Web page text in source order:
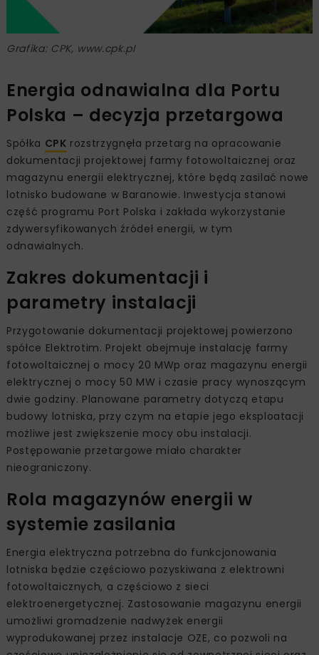
Grafika: CPK, www.cpk.pl
Energia odnawialna dla Portu
Polska – decyzja przetargowa
Spółka CPK rozstrzygnęła przetarg na opracowanie
dokumentacji projektowej farmy fotowoltaicznej oraz
magazynu energii elektrycznej, które będą zasilać nowe
lotnisko budowane w Baranowie. Inwestycja stanowi
część programu Port Polska i zakłada wykorzystanie
zdywersyfikowanych źródeł energii, w tym
odnawialnych.
Zakres dokumentacji i
parametry instalacji
Przygotowanie dokumentacji projektowej powierzono
spółce Elektrotim. Projekt obejmuje instalację farmy
fotowoltaicznej o mocy 20 MWp oraz magazynu energii
elektrycznej o mocy 50 MW i czasie pracy wynoszącym
dwie godziny. Planowane parametry dotyczą etapu
budowy lotniska, przy czym na etapie jego eksploatacji
możliwe jest zwiększenie mocy obu instalacji.
Postępowanie przetargowe miało charakter
nieograniczony.
Rola magazynów energii w
systemie zasilania
Energia elektryczna potrzebna do funkcjonowania
lotniska będzie częściowo pozyskiwana z elektrowni
fotowoltaicznych, a częściowo z sieci
elektroenergetycznej. Zastosowanie magazynu energii
umożliwi gromadzenie nadwyżek energii
wyprodukowanej przez instalacje OZE, co pozwoli na